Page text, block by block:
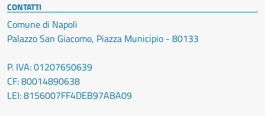
CONTATTI
Comune di Napoli
Palazzo San Giacomo, Piazza Municipio - 80133
P. IVA: 01207650639
CF: 80014890638
LEI: 8156007FF4DEB97ABA09